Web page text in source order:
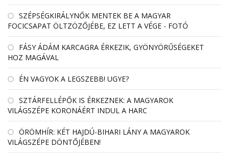
SZÉPSÉGKIRÁLYNŐK MENTEK BE A MAGYAR
FOCICSAPAT ÖLTZÖZŐJÉBE, EZ LETT A VÉGE - FOTÓ
FÁSY ÁDÁM KARCAGRA ÉRKEZIK, GYÖNYÖRŰSÉGEKET
HOZ MAGÁVAL
ÉN VAGYOK A LEGSZEBB! UGYE?
SZTÁRFELLÉPŐK IS ÉRKEZNEK: A MAGYAROK
VILÁGSZÉPE KORONÁÉRT INDUL A HARC
ÖRÖMHÍR: KÉT HAJDÚ-BIHARI LÁNY A MAGYAROK
VILÁGSZÉPE DÖNTŐJÉBEN!